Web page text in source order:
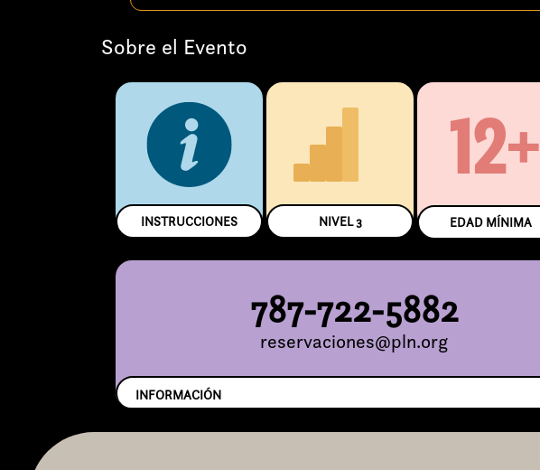
Sobre el Evento
INSTRUCCIONES NIVEL3
12+
EDAD MÍNIMA
787-722-5882
reservaciones@pln.org
INFORMACIÓN